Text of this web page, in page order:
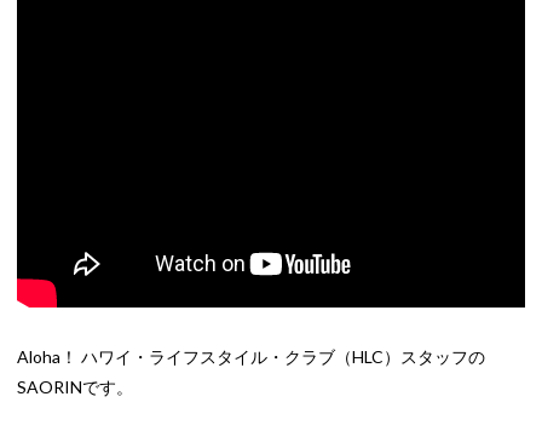
Aloha！ ハワイ・ライフスタイル・クラブ（HLC）スタッフの
SAORINです。